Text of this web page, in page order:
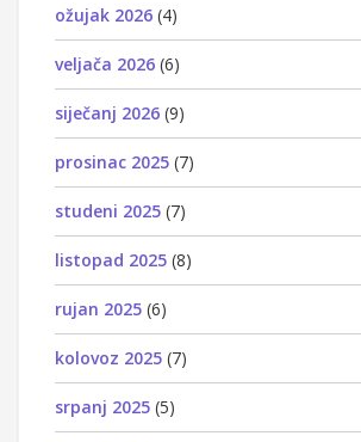
ožujak 2026 (4)
veljača 2026 (6)
siječanj 2026 (9)
prosinac 2025 (7)
studeni 2025 (7)
listopad 2025 (8)
rujan 2025 (6)
kolovoz 2025 (7)
srpanj 2025 (5)